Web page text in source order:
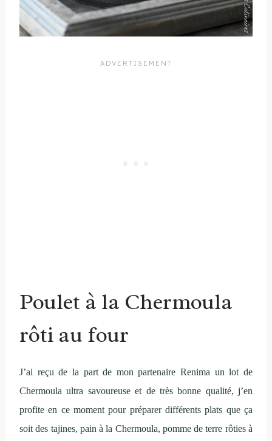
Poulet à la Chermoula
rôti au four
J’ai reçu de la part de mon partenaire Renima un lot de
Chermoula ultra savoureuse et de très bonne qualité, j’en
profite en ce moment pour préparer différents plats que ça
soit des tajines, pain à la Chermoula, pomme de terre rôties à